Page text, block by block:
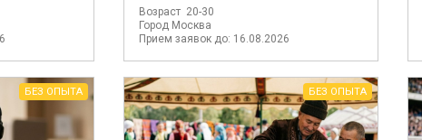
Возраст 20-30
Город Москва
Прием заявок до: 16.08.2026
БЕЗ ОПЫТА БЕЗ ОПЫТА